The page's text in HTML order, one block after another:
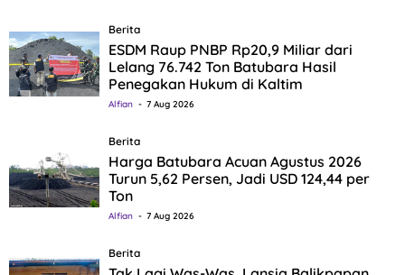
Berita
ESDM Raup PNBP Rp20,9 Miliar dari
Lelang 76.742 Ton Batubara Hasil
Penegakan Hukum di Kaltim
Alfian 7 Aug 2026
Berita
Harga Batubara Acuan Agustus 2026
Turun 5,62 Persen, Jadi USD 124,44 per
Ton
Alfian 7 Aug 2026
Berita